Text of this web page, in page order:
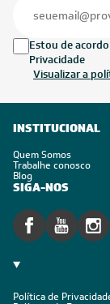
Estou de
Privacidade
Visualizar a
INSTITUCIONAL
Quem Somos
Trabalhe conosco
Blog
SIGA-NOS
Política de